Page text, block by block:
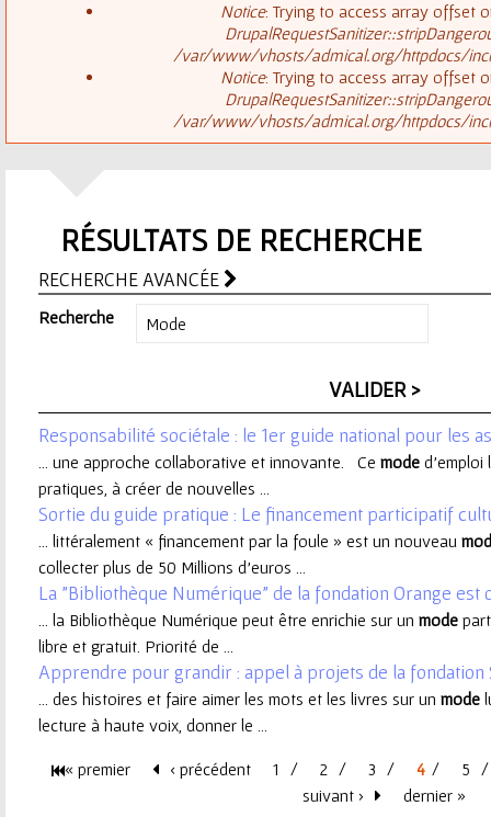
e
d
r
r
e
u
r
Notice: Trying to access array offset
/var/www/vhosts/admical.org/httpdocs/
Notice: Trying to access array offset
/var/www/vhosts/admical.org/httpdocs/
RÉSULTATS DE RECHERCHE
RECHERCHE AVANCÉE
Recherche
Responsabilité sociétale : le 1er guide national pour les
... une approche collaborative et innovante. Ce mode
pratiques, à créer de nouvelles ...
Sortie du guide pratique : Le financement participatif
... littéralement « financement par la foule » est un nouveau
collecter plus de 50 Millions d’euros ...
La "Bibliothèque Numérique" de la fondation Orange est
... la Bibliothèque Numérique peut être enrichie sur un mode
libre et gratuit. Priorité de ...
Apprendre pour grandir : appel à projets de la fondation
... des histoires et faire aimer les mots et les livres sur un mode
lecture à haute voix, donner le ...
« premier ‹ précédent 1 2 3 4
5
suivant ›
dernier »